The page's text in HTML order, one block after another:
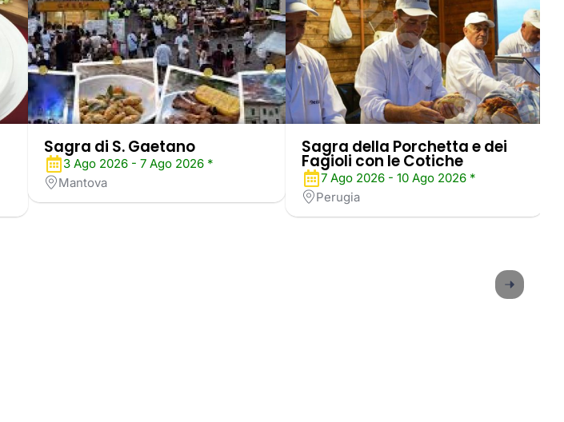
Sagra di S. Gaetano
3 Ago 2026 - 7 Ago 2026 *
Mantova
Sagra della Porchetta e dei
Fagioli con le Cotiche
7 Ago 2026 - 10 Ago 2026 *
Perugia